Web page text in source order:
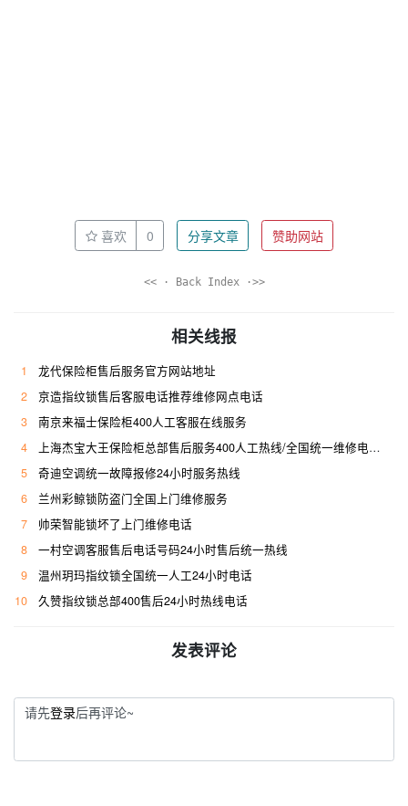
喜欢 0 分享文章 赞助网站
<< · Back Index ·>>
相关线报
1
龙代保险柜售后服务官方网站地址
2
京造指纹锁售后客服电话推荐维修网点电话
3
南京来福士保险柜400人工客服在线服务
4
上海杰宝大王保险柜总部售后服务400人工热线/全国统一维修电话是多少
5
奇迪空调统一故障报修24小时服务热线
6
兰州彩鲸锁防盗门全国上门维修服务
7
帅荣智能锁坏了上门维修电话
8
一村空调客服售后电话号码24小时售后统一热线
9
温州玥玛指纹锁全国统一人工24小时电话
10
久赞指纹锁总部400售后24小时热线电话
发表评论
请先登录后再评论~